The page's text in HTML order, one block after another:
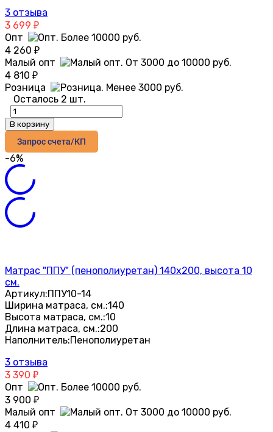
3 отзыва
3 699 ₽
Опт
4 260 ₽
Малый опт
4 810 ₽
Розница
Осталось 2 шт.
В корзину
Запрос счета/КП
-6%
Матрас "ППУ" (пенополиуретан) 140х200, высота 10
см.
Артикул:ППУ10-14
Ширина матраса, см.:140
Высота матраса, см.:10
Длина матраса, см.:200
Наполнитель:Пенополиуретан
3 отзыва
3 390 ₽
Опт
3 900 ₽
Малый опт
4 410 ₽